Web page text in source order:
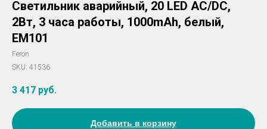
Светильник аварийный, 20 LED AC/DC,
2Вт, 3 часа работы, 1000mAh, белый,
EM101
Feron
SKU: 41536
3 417 руб.
Добавить в корзину